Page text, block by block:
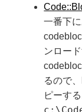
一番下
ンロー
るので
ピーする